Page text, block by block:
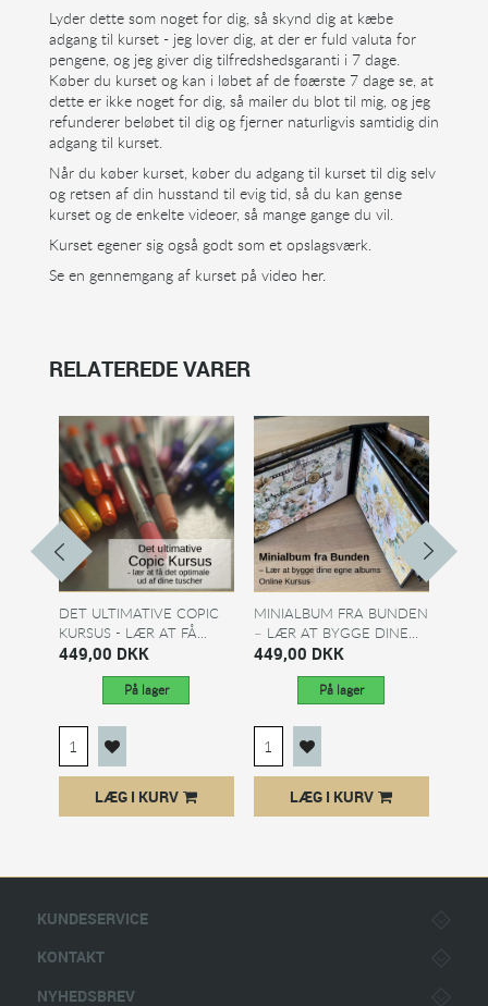
Lyder dette som noget for dig, så skynd dig at kæbe
adgang til kurset - jeg lover dig, at der er fuld valuta for
pengene, og jeg giver dig tilfredshedsgaranti i 7 dage.
Køber du kurset og kan i løbet af de føærste 7 dage se, at
dette er ikke noget for dig, så mailer du blot til mig, og jeg
refunderer beløbet til dig og fjerner naturligvis samtidig din
adgang til kurset.
Når du køber kurset, køber du adgang til kurset til dig selv
og retsen af din husstand til evig tid, så du kan gense
kurset og de enkelte videoer, så mange gange du vil.
Kurset egener sig også godt som et opslagsværk.
Se en gennemgang af kurset på video her.
RELATEREDE VARER
DET ULTIMATIVE COPIC
KURSUS - LÆR AT FÅ...
449,00 DKK
På lager
LÆG I KURV
MINIALBUM FRA BUNDEN
– LÆR AT BYGGE DINE...
449,00 DKK
På lager
LÆG I KURV
KUNDESERVICE
KONTAKT
NYHEDSBREV